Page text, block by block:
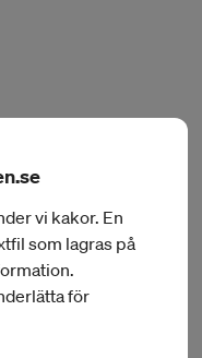
vi kakor. En
som lagras på
för